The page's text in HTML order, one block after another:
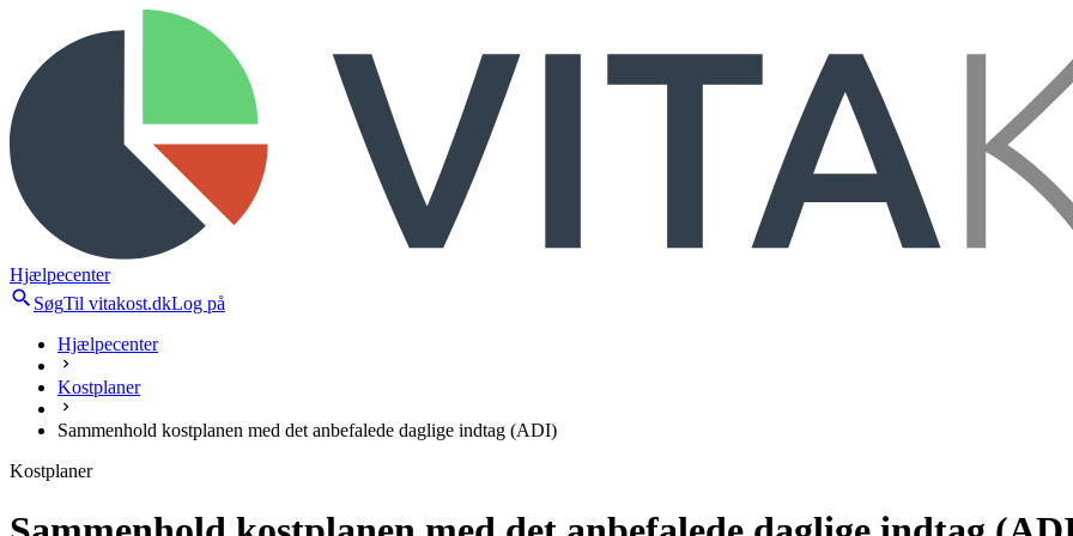
Hjælpecenter
SøgTil vitakost.dkLog på
Hjælpecenter
Kostplaner
Sammenhold kostplanen med det anbefalede daglige indtag (ADI)
Kostplaner